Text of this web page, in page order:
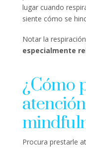
lugar cuando
siente cómo se
Notar la
especialmente
¿Cómo
Procura prestarle